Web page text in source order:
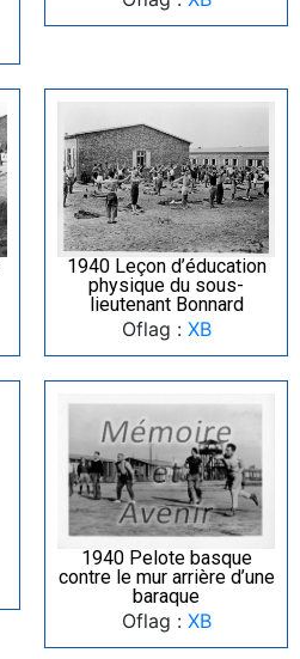
1940 Leçon d’éducation
physique du sous-
lieutenant Bonnard
Oflag : XB
1940 Pelote basque
contre le mur arrière d’une
baraque
Oflag : XB